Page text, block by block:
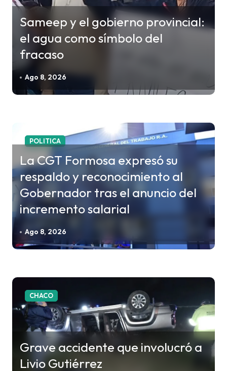
ó
e
d
s
Sameep y el gobierno provincial:
el agua como símbolo del
fracaso
Ago 8, 2026
POLITICA
La CGT Formosa expresó su
respaldo y reconocimiento al
Gobernador tras el anuncio del
incremento salarial
Ago 8, 2026
CHACO
Grave accidente que involucró a
Livio Gutiérrez